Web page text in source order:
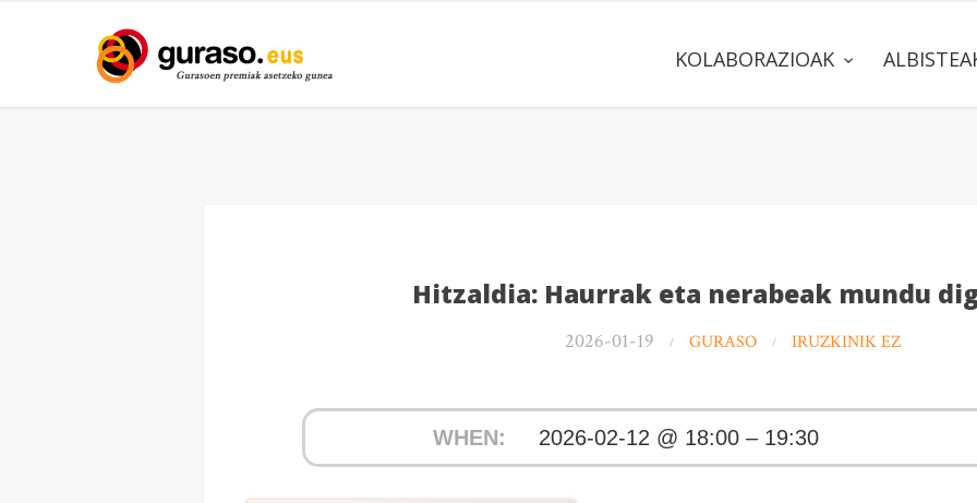
KOLABORAZIOAK
Hitzaldia: Haurrak eta nerabeak mundu
2026-01-19 GURASO IRUZKINIK EZ
WHEN: 2026-02-12 @ 18:00 – 19:30